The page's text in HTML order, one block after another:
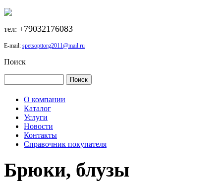
тел: +79032176083
E-mail: spetsopttorg2011@mail.ru
Поиск
О компании
Каталог
Услуги
Новости
Контакты
Справочник покупателя
Брюки, блузы